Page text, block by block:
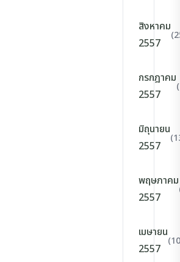
สิงหาคม
2557
กรกฎาคม
2557
มิถุนายน
2557
พฤษภาคม
2557
เมษายน
2557